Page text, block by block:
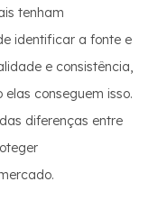
tenham
identificar a fonte e
e consistência,
conseguem isso.
diferenças entre